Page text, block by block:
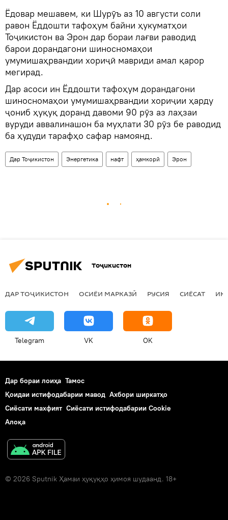
Ёдовар мешавем, ки Шурӯъ аз 10 августи соли
равон Ёддошти тафоҳум байни ҳукуматҳои
Тоҷикистон ва Эрон дар бораи лағви раводид
барои дорандагони шиносномаҳои
умумишаҳрвандии хориҷӣ мавриди амал қарор
мегирад.
Дар асоси ин Ёддошти тафоҳум дорандагони
шиносномаҳои умумишаҳрвандии хориҷии ҳарду
ҷониб ҳуқуқ доранд давоми 90 рӯз аз лаҳзаи
вуруди аввалинашон ба муҳлати 30 рӯз бе раводид
ба ҳудуди тарафҳо сафар намоянд.
Дар Тоҷикистон Энергетика нафт ҳамкорӣ Эрон
Тоҷикистон
ДАР ТОҶИКИСТОН ОСИЁИ МАРКАЗӢ РУСИЯ СИЁСАТ
Telegram VK OK
Дар бораи лоиҳа Тамос
Қоидаи истифодабарии мавод Ахбори ширкатҳо
Сиёсати махфият Сиёсати истифодабарии Cookie
Алоқа
© 2026 Sputnik Ҳамаи ҳуқуқҳо ҳимоя шудаанд. 18+